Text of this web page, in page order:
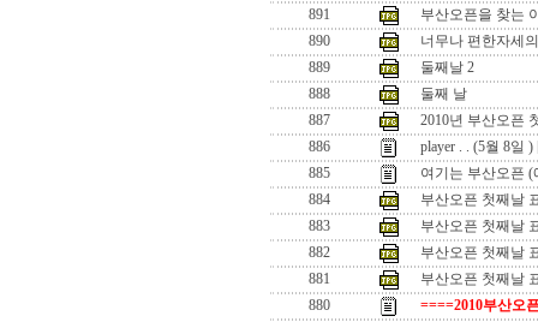
891
부산오픈을 찾는
890
너무나 편한자세
889
둘째날 2
888
둘째 날
887
2010년 부산오픈
886
player . . (5월 8일 )
885
여기는 부산오픈 (
884
부산오픈 첫째날
883
부산오픈 첫째날
882
부산오픈 첫째날
881
부산오픈 첫째날
880
====2010부산오